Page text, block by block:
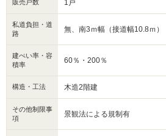
販売戸数 1戸
私道負担・道
路
無、南3ｍ幅（接道幅10.8ｍ）
建ぺい率・容
積率
60％・200％
構造・工法 木造2階建
その他制限事
項
景観法による規制有